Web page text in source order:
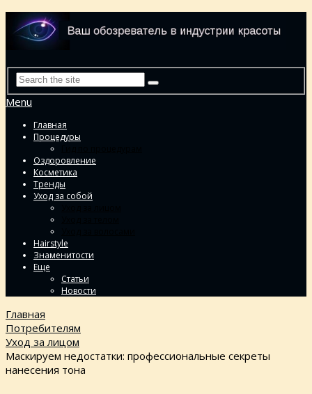
Menu
Главная
Процедуры
Оздоровление
Косметика
Тренды
Уход за собой
Hairstyle
Знаменитости
Еще
Статьи
Новости
Главная
Потребителям
Уход за лицом
Маскируем недостатки: профессиональные секреты
нанесения тона